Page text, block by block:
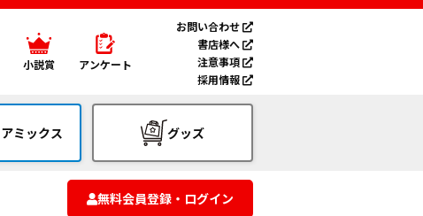
小説賞 アンケート
お問い合わせ
書店様へ
注意事項
採用情報
ミックス グッズ
無料会員登録・ログイン